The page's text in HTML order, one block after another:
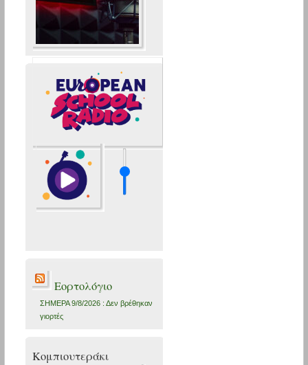
Εορτολόγιο
ΣΗΜΕΡΑ 9/8/2026 : Δεν βρέθηκαν
γιορτές
Κομπιουτεράκι